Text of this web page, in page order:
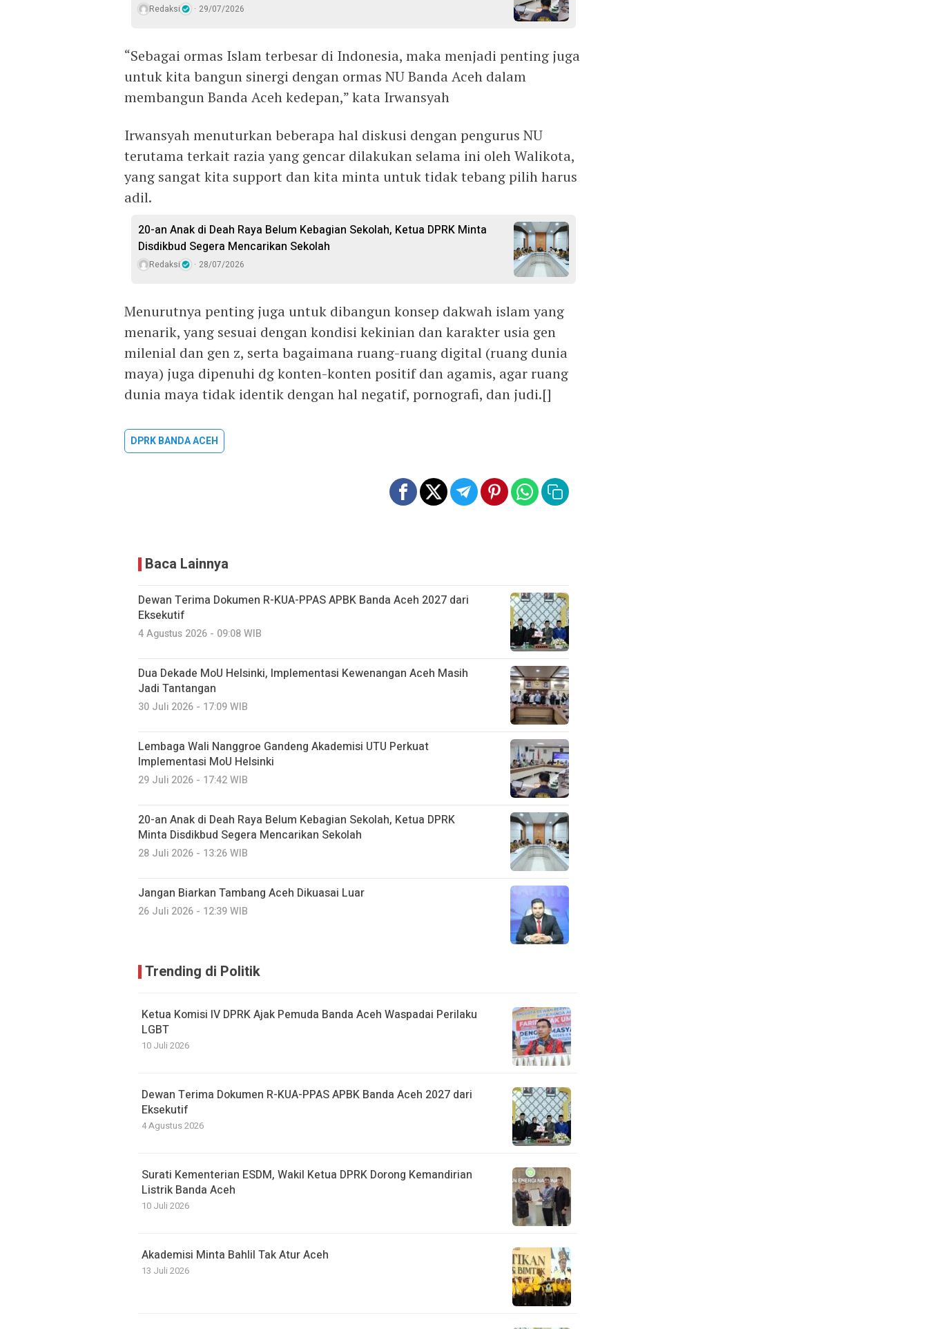
Redaksi 29/07/2026
“Sebagai ormas Islam terbesar di Indonesia, maka menjadi penting juga
untuk kita bangun sinergi dengan ormas NU Banda Aceh dalam
membangun Banda Aceh kedepan,” kata Irwansyah
Irwansyah menuturkan beberapa hal diskusi dengan pengurus NU
terutama terkait razia yang gencar dilakukan selama ini oleh Walikota,
yang sangat kita support dan kita minta untuk tidak tebang pilih harus
adil.
20-an Anak di Deah Raya Belum Kebagian Sekolah, Ketua DPRK Minta
Disdikbud Segera Mencarikan Sekolah
Redaksi 28/07/2026
Menurutnya penting juga untuk dibangun konsep dakwah islam yang
menarik, yang sesuai dengan kondisi kekinian dan karakter usia gen
milenial dan gen z, serta bagaimana ruang-ruang digital (ruang dunia
maya) juga dipenuhi dg konten-konten positif dan agamis, agar ruang
dunia maya tidak identik dengan hal negatif, pornografi, dan judi.[]
DPRK BANDA ACEH
Baca Lainnya
Dewan Terima Dokumen R-KUA-PPAS APBK Banda Aceh 2027 dari
Eksekutif
4 Agustus 2026 - 09:08 WIB
Dua Dekade MoU Helsinki, Implementasi Kewenangan Aceh Masih
Jadi Tantangan
30 Juli 2026 - 17:09 WIB
Lembaga Wali Nanggroe Gandeng Akademisi UTU Perkuat
Implementasi MoU Helsinki
29 Juli 2026 - 17:42 WIB
20-an Anak di Deah Raya Belum Kebagian Sekolah, Ketua DPRK
Minta Disdikbud Segera Mencarikan Sekolah
28 Juli 2026 - 13:26 WIB
Jangan Biarkan Tambang Aceh Dikuasai Luar
26 Juli 2026 - 12:39 WIB
Trending di Politik
Ketua Komisi IV DPRK Ajak Pemuda Banda Aceh Waspadai Perilaku
LGBT
10 Juli 2026
Dewan Terima Dokumen R-KUA-PPAS APBK Banda Aceh 2027 dari
Eksekutif
4 Agustus 2026
Surati Kementerian ESDM, Wakil Ketua DPRK Dorong Kemandirian
Listrik Banda Aceh
10 Juli 2026
Akademisi Minta Bahlil Tak Atur Aceh
13 Juli 2026